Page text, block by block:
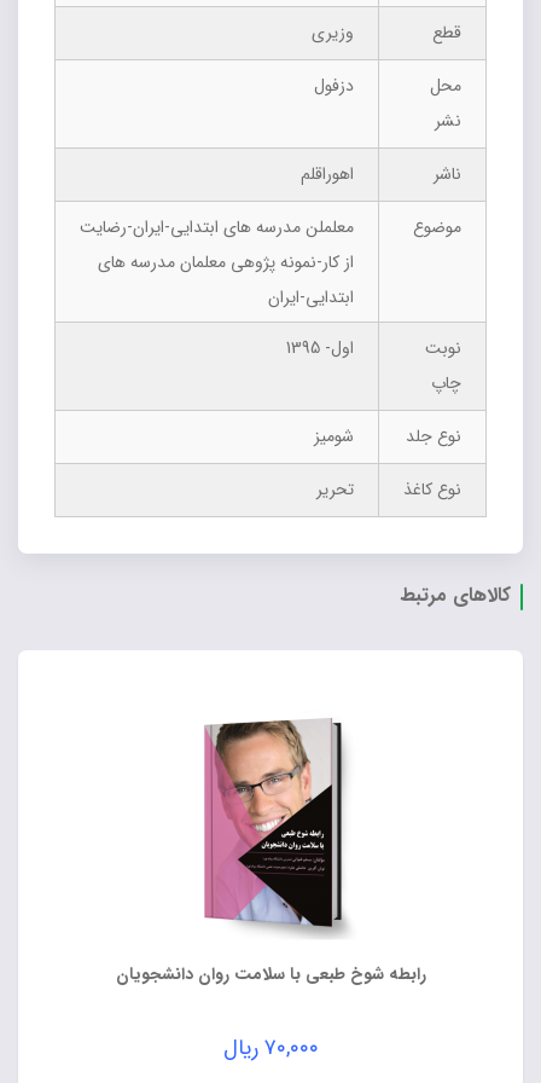
قطع
وزیری
محل
نشر
دزفول
ناشر
اهوراقلم
موضوع
معلملن مدرسه های ابتدایی-ایران-رضایت
از کار-نمونه پژوهی معلمان مدرسه های
ابتدایی-ایران
نوبت
چاپ
اول- 1395
نوع جلد
شومیز
نوع کاغذ
تحریر
کالاهای مرتبط
رابطه شوخ طبعی با سلامت روان دانشجویان
۷۰,۰۰۰ریال